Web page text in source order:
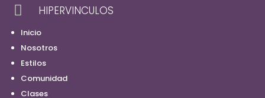
 HIPERVINCULOS
Inicio
Nosotros
Estilos
Comunidad
Clases